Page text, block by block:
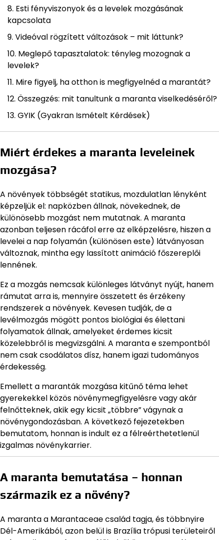
Esti fényviszonyok és a levelek mozgásának
kapcsolata
Videóval rögzített változások – mit láttunk?
Meglepő tapasztalatok: tényleg mozognak a
levelek?
Mire figyelj, ha otthon is megfigyelnéd a marantát?
Összegzés: mit tanultunk a maranta viselkedéséről?
GYIK (Gyakran Ismételt Kérdések)
Miért érdekes a maranta leveleinek
mozgása?
A növények többségét statikus, mozdulatlan lényként
képzeljük el: napközben állnak, növekednek, de
különösebb mozgást nem mutatnak. A maranta
azonban teljesen rácáfol erre az elképzelésre, hiszen a
levelei a nap folyamán (különösen este) látványosan
változnak, mintha egy lassított animáció főszereplői
lennének.
Ez a mozgás nemcsak különleges látványt nyújt, hanem
rámutat arra is, mennyire összetett és érzékeny
rendszerek a növények. Kevesen tudják, de a
levélmozgás mögött pontos biológiai és élettani
folyamatok állnak, amelyeket érdemes kicsit
közelebbről is megvizsgálni. A maranta e szempontból
nem csak csodálatos dísz, hanem igazi tudományos
érdekesség.
Emellett a maranták mozgása kitűnő téma lehet
gyerekekkel közös növénymegfigyelésre vagy akár
felnőtteknek, akik egy kicsit „többre” vágynak a
növénygondozásban. A következő fejezetekben
bemutatom, honnan is indult ez a félreérthetetlenül
izgalmas növénykarrier.
A maranta bemutatása – honnan
származik ez a növény?
A maranta a Marantaceae család tagja, és többnyire
Dél-Amerikából, azon belül is Brazília trópusi területeiről